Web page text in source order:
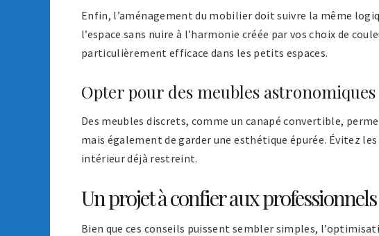
Enfin, l’aménagement du mobilier doit suivre la même
l’espace sans nuire à l’harmonie créée par vos choix de
particulièrement efficace dans les petits espaces.
Opter pour des meubles astronomiques
Des meubles discrets, comme un canapé convertible,
mais également de garder une esthétique épurée. Évitez
intérieur déjà restreint.
Un projet à confier aux professionnels
Bien que ces conseils puissent sembler simples,